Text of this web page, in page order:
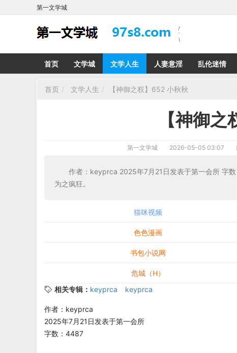
第一文学城
首页 文学城 文学人生 人妻意淫 乱伦迷情
首页 文学人生 【神御之权】652 小秋秋
【神御
第一文学城 2026-05-05 03:07
作者：keyprca 2025年7月21日发表于第一会所
为之疯狂。
猫咪视频
色色漫画
书包小说网
危城（H）
相关专辑： keyprca keyprca
作者：keyprca
2025年7月21日发表于第一会所
字数：4487